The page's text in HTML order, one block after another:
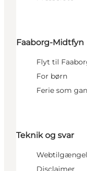
Faaborg-Midtfyn
Flyt til
For børn
Ferie som
Teknik og svar
Disclaimer